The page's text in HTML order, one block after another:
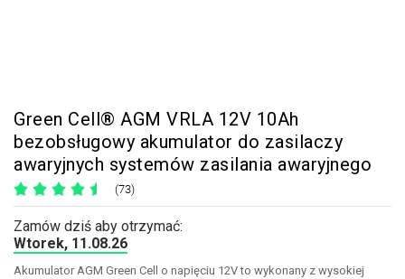
Green Cell® AGM VRLA 12V 10Ah
bezobsługowy akumulator do zasilaczy
awaryjnych systemów zasilania awaryjnego
(73)
Zamów dziś aby otrzymać:
Wtorek, 11.08.26
Akumulator AGM Green Cell o napięciu 12V to wykonany z wysokiej